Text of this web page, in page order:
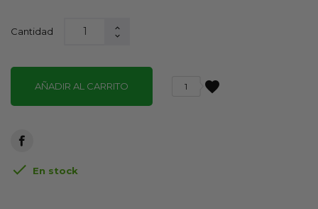
Cantidad
AÑADIR AL CARRITO favorite
1
 En stock